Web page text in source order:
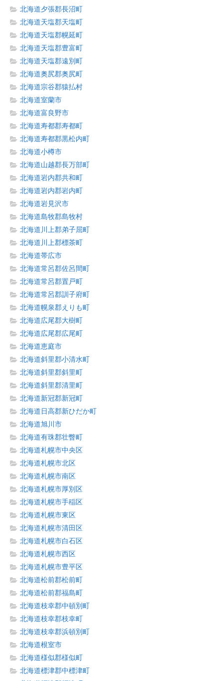
北海道夕張郡長沼町
北海道天塩郡天塩町
北海道天塩郡幌延町
北海道天塩郡豊富町
北海道天塩郡遠別町
北海道奥尻郡奥尻町
北海道宗谷郡猿払村
北海道室蘭市
北海道富良野市
北海道寿都郡寿都町
北海道寿都郡黒松内町
北海道小樽市
北海道山越郡長万部町
北海道岩内郡共和町
北海道岩内郡岩内町
北海道岩見沢市
北海道島牧郡島牧村
北海道川上郡弟子屈町
北海道川上郡標茶町
北海道帯広市
北海道常呂郡佐呂間町
北海道常呂郡置戸町
北海道常呂郡訓子府町
北海道幌泉郡えりも町
北海道広尾郡大樹町
北海道広尾郡広尾町
北海道恵庭市
北海道斜里郡小清水町
北海道斜里郡斜里町
北海道斜里郡清里町
北海道新冠郡新冠町
北海道日高郡新ひだか町
北海道旭川市
北海道有珠郡壮瞥町
北海道札幌市中央区
北海道札幌市北区
北海道札幌市南区
北海道札幌市厚別区
北海道札幌市手稲区
北海道札幌市東区
北海道札幌市清田区
北海道札幌市白石区
北海道札幌市西区
北海道札幌市豊平区
北海道松前郡松前町
北海道松前郡福島町
北海道枝幸郡中頓別町
北海道枝幸郡枝幸町
北海道枝幸郡浜頓別町
北海道根室市
北海道様似郡様似町
北海道標津郡中標津町